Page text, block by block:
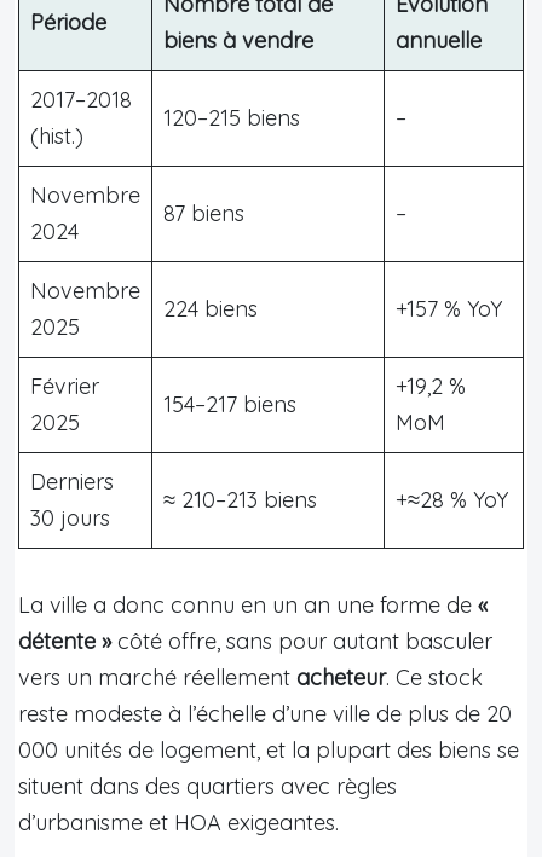
Période
biens à vendre
annuelle
2017–2018
(hist.)
120–215 biens –
Novembre
2024
87 biens –
Novembre
2025
224 biens +157 % YoY
Février
2025
154–217 biens
+19,2 %
MoM
Derniers
30 jours
≈ 210–213 biens +≈28 % YoY
La ville a donc connu en un an une forme de «
détente »côté offre, sans pour autant basculer
vers un marché réellement acheteur. Ce stock
reste modeste à l’échelle d’une ville de plus de 20
000 unités de logement, et la plupart des biens se
situent dans des quartiers avec règles
d’urbanisme et HOA exigeantes.